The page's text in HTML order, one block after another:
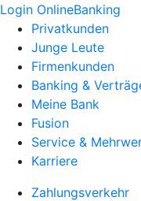
Login OnlineBanking
Privatkunden
Junge Leute
Firmenkunden
Banking &
Meine Bank
Fusion
Service &
Karriere
Zahlungsverkehr